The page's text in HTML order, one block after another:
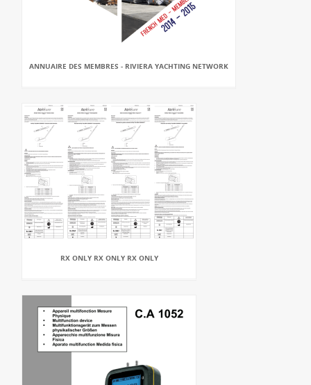
ANNUAIRE DES MEMBRES - RIVIERA YACHTING NETWORK
RX ONLY RX ONLY RX ONLY